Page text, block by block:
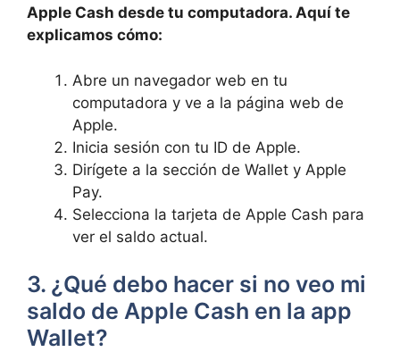
Apple​ Cash desde tu‌ computadora. Aquí te
explicamos cómo:
Abre un navegador web en tu
computadora y ve a la página ⁤web‌ de
⁣Apple.
Inicia ​sesión con ⁣tu ID de Apple.
Dirígete a la sección de⁤ Wallet y Apple
Pay.
Selecciona la tarjeta de ⁢Apple Cash ‌para
ver el saldo actual.
3. ¿Qué debo hacer‍ si no⁣ veo mi
saldo ⁣de Apple​ Cash en⁢ la app
Wallet?